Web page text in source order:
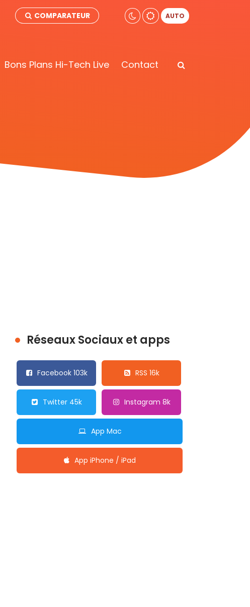
COMPARATEUR AUTO
Bons Plans Hi-Tech Live Contact
Réseaux Sociaux et apps
Facebook 103k RSS 16k
Twitter 45k Instagram 8k
App Mac
App iPhone / iPad